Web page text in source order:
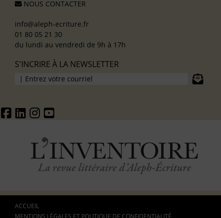
NOUS CONTACTER
info@aleph-ecriture.fr
01 80 05 21 30
du lundi au vendredi de 9h à 17h
S'INCRIRE À LA NEWSLETTER
ACCUEIL
MENTIONS LÉGALES ET POLITIQUE DE CONFIDENTIALITÉ